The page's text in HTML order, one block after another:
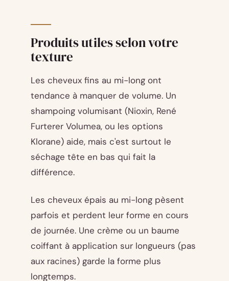
Produits utiles selon votre
texture
Les cheveux fins au mi-long ont
tendance à manquer de volume. Un
shampoing volumisant (Nioxin, René
Furterer Volumea, ou les options
Klorane) aide, mais c'est surtout le
séchage tête en bas qui fait la
différence.
Les cheveux épais au mi-long pèsent
parfois et perdent leur forme en cours
de journée. Une crème ou un baume
coiffant à application sur longueurs (pas
aux racines) garde la forme plus
longtemps.